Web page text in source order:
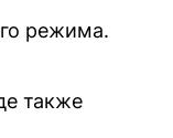
режима.
также